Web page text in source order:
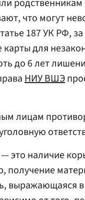
что могут
187 УК РФ,
для
до 6 лет
НИУ ВШЭ
лицам
это наличие
получение
выражающаяся